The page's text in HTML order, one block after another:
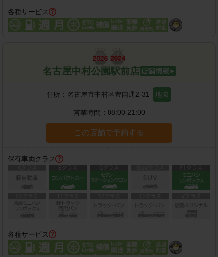
各種サービス
名古屋中村公園駅前店
住所： 名古屋市中村区豊国通2-31 地図
営業時間： 08:00-21:00
この店舗で予約する
保有車両クラス
各種サービス